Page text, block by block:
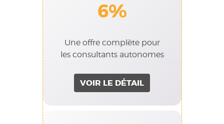
6%
Une offre complète pour
les consultants autonomes
VOIR LE DÉTAIL